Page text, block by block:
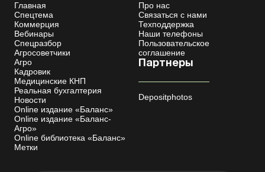
Главная
Спецтема
Коммерция
Вебинары
Спецразбор
Агросоветчики
Агро
Кадровик
Медицинские КНП
Реальная бухгалтерия
Новости
Online издание «Баланс»
Online издание «Баланс-
Агро»
Online библиотека «Баланс»
Метки
Про нас
Связаться с нами
Техподдержка
Наши телефоны
Пользовательское
соглашение
Партнеры
Depositphotos